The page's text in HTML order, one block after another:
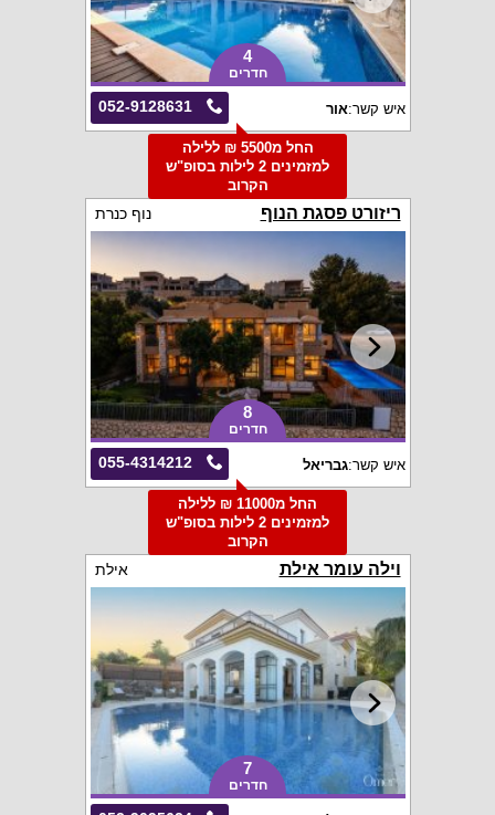
4
חדרים
052-9128631 איש קשר:אור
החל מ5500 ₪ ללילה
למזמינים 2 לילות בסופ"ש
הקרוב
ריזורט פסגת הנוף נוף כנרת
8
חדרים
055-4314212 איש קשר:גבריאל
החל מ11000 ₪ ללילה
למזמינים 2 לילות בסופ"ש
הקרוב
וילה עומר אילת אילת
7
חדרים